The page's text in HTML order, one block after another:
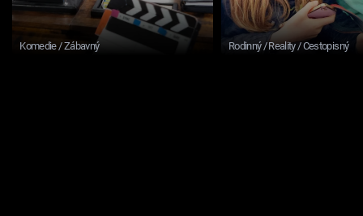
Komedie / Zábavný Rodinný / Reality / Cestopisný